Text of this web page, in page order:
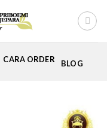
CARA ORDER BLOG